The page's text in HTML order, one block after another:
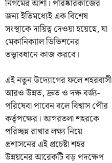
নিগমের আশা। পরিষ্কারকাজের
জন্য ইতিমধ্যেই এক বিশেষ
সংস্থাকে দায়িত্ব দেওয়া হয়েছে, যা
মেকানিক্যাল ডিভিশনের
তত্ত্বাবধানে কাজ করবে।
এই নতুন উদ্যোগের ফলে শহরবাসী
আরও উন্নত, দ্রুত ও দক্ষ বর্জ্য-
পরিষেবা পাবেন বলে বিশ্বাস পৌর
কর্তৃপক্ষের। আগরতলা শহরকে
পরিচ্ছন্ন রাখার লক্ষ্য নিয়ে
প্রশাসনের এই প্রচেষ্টা শহর
উন্নয়নের আরেকটি বড় পদক্ষেপ